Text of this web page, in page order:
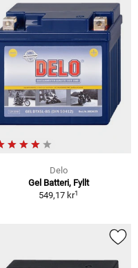
Delo
Gel Batteri, Fyllt
549,17 kr1